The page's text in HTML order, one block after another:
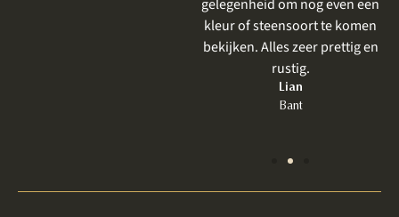
gelegenheid om nog even een
kleur of steensoort te komen
bekijken. Alles zeer prettig en
rustig.
Lian
Bant